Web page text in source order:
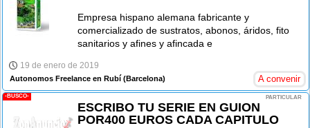
Empresa hispano alemana fabricante y
comercializado de sustratos, abonos, áridos, fito
sanitarios y afines y afincada e
19 de enero de 2019
Autonomos Freelance en Rubí (Barcelona) A convenir
-BUSCO- PARTICULAR
ESCRIBO TU SERIE EN GUION
POR400 EUROS CADA CAPITULO